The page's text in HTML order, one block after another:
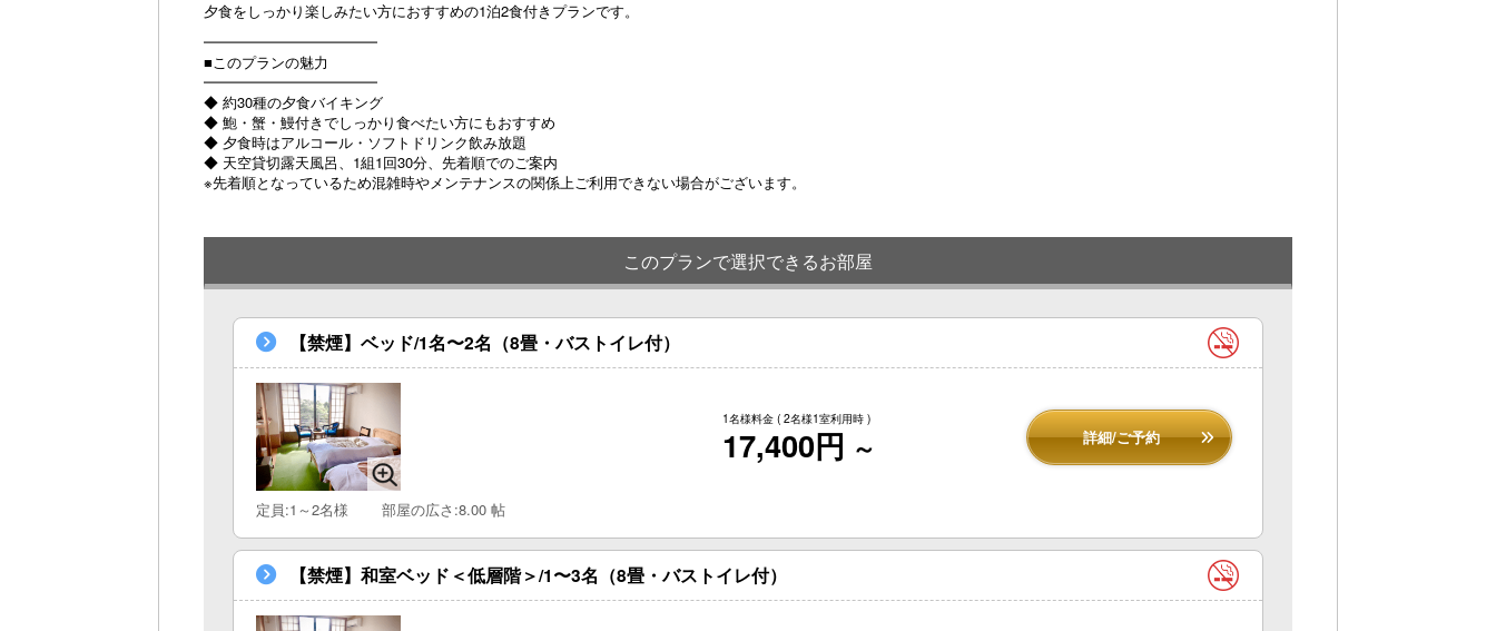
夕食をしっかり楽しみたい方におすすめの1泊2食付きプランです。
━━━━━━━━━━━━
■このプランの魅力
━━━━━━━━━━━━
◆ 約30種の夕食バイキング
◆ 鮑・蟹・鰻付きでしっかり食べたい方にもおすすめ
◆ 夕食時はアルコール・ソフトドリンク飲み放題
◆ 天空貸切露天風呂、1組1回30分、先着順でのご案内
※先着順となっているため混雑時やメンテナンスの関係上ご利用できない場合がございます。
このプランで選択できるお部屋
【禁煙】ベッド/1名〜2名（8畳・バストイレ付）
1名様料金 ( 2名様1室利用時 )
17,400円 ～ 詳細/ご予約
定員:1～2名様 部屋の広さ:8.00 帖
【禁煙】和室ベッド＜低層階＞/1〜3名（8畳・バストイレ付）